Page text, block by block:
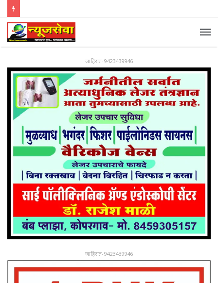
जाहिरात-9423439946
जाहिरात-9423439946